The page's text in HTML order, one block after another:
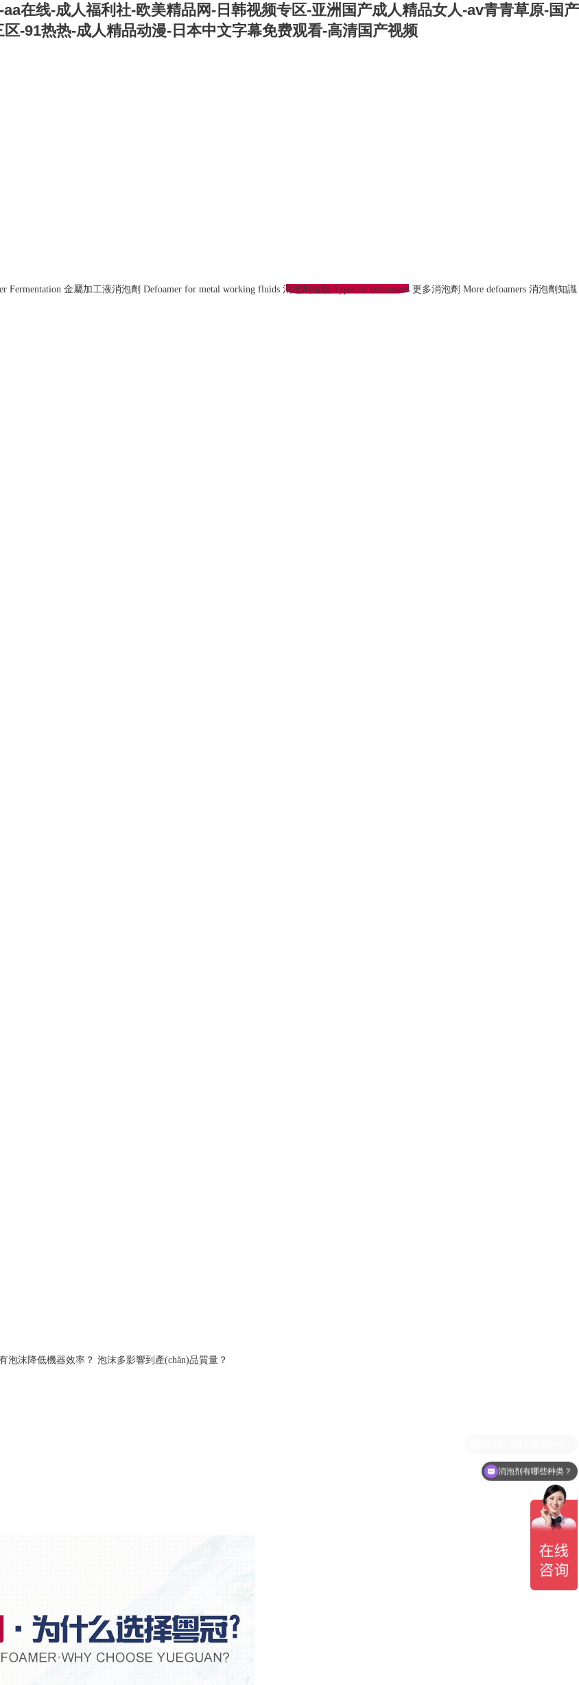
在线-成人福利社-欧美精品网-日韩视频专区-亚洲国产成人精品女人-av青青草原-国产
-91热热-成人精品动漫-日本中文字幕免费观看-高清国产视频
Fermentation 金屬加工液消泡劑 Defoamer for metal working fluids 消泡劑種類 Types of defoamers 更多消泡劑 More defoamers 消泡劑知識
泡沫降低機器效率？ 泡沫多影響到產(chǎn)品質量？
消泡剂有哪些种类？